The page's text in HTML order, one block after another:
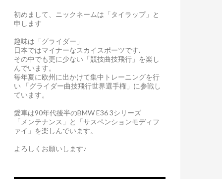
初めまして、ニックネームは「タイラップ」と
申します
趣味は「グライダー」
日本ではマイナーなスカイスポーツです.
その中でも更に少ない「競技曲技飛行」を楽し
んでいます。
毎年夏に欧州に出かけて集中トレーニングを行
い 「グライダー曲技飛行世界選手権」に参戦し
ています。
愛車は90年代後半のBMW E36 3シリーズ
「メンテナンス」と「サスペンションモディフ
ァイ」を楽しんでいます。
よろしくお願いします♪